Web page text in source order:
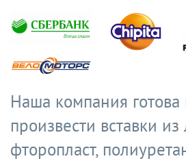
Наша компания готова
произвести вставки
фторопласт,